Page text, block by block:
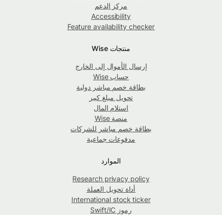
مركز الدعم
Accessibility
Feature availability checker
منتجات Wise
إرسال الأموال إلى الخارج
حساب Wise
بطاقة خصم مباشر دولية
تحويل مبلغ كبير
استلام المال
منصة Wise
بطاقة خصم مباشر للشركات
مدفوعات جماعية
الموارد
Research privacy policy
أداة تحويل العملة
International stock ticker
رموز Swift/IC